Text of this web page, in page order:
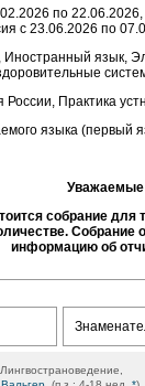
по
с 23.06.2026 по
язык,
России, Практика
языка (первый
Уважаемые
собрание
информацию об
Лингвострановедение,